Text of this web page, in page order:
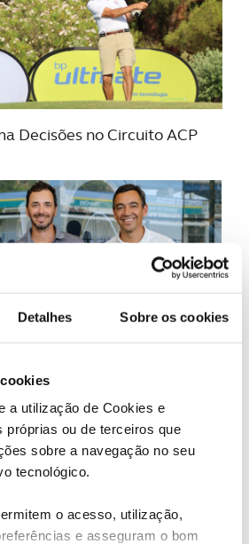
Detalhes Sobre os cookies
a utilização de Cookies e
próprias ou de terceiros que
sobre a navegação no seu
tecnológico.
o acesso, utilização,
e asseguram o bom
Decisões no Circuito ACP
na Quinta da Marinha